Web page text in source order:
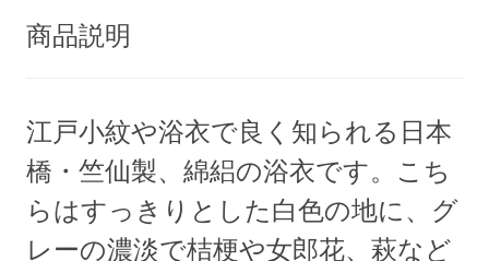
商品説明
江戸小紋や浴衣で良く知られる日本
橋・竺仙製、綿絽の浴衣です。こち
らはすっきりとした白色の地に、グ
レーの濃淡で桔梗や女郎花、萩など